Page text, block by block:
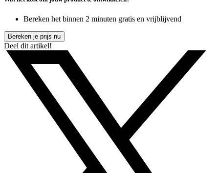
Bereken het binnen 2 minuten gratis en vrijblijvend
Bereken je prijs nu
Deel dit artikel!